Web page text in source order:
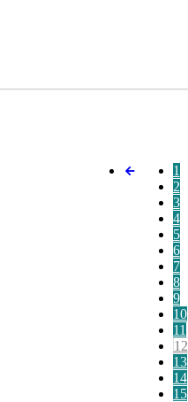
1
2
3
4
5
6
7
8
9
10
11
12
13
14
15